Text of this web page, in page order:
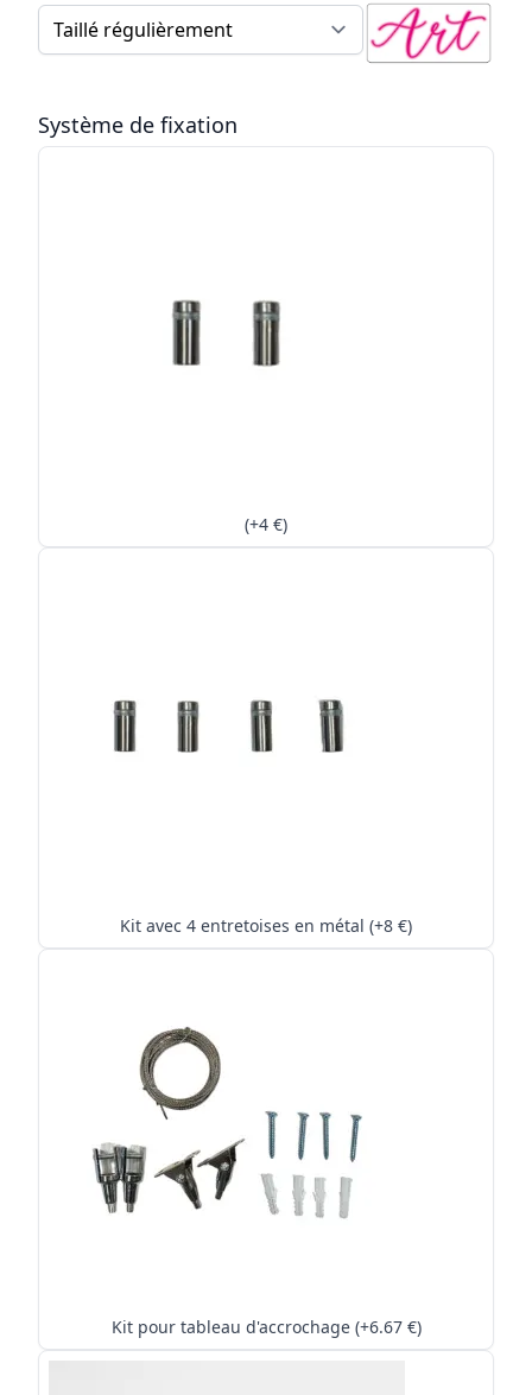
Type de coupe
Système de fixation
(+4 €)
Kit avec 4 entretoises en métal (+8 €)
Kit pour tableau d'accrochage (+6.67 €)